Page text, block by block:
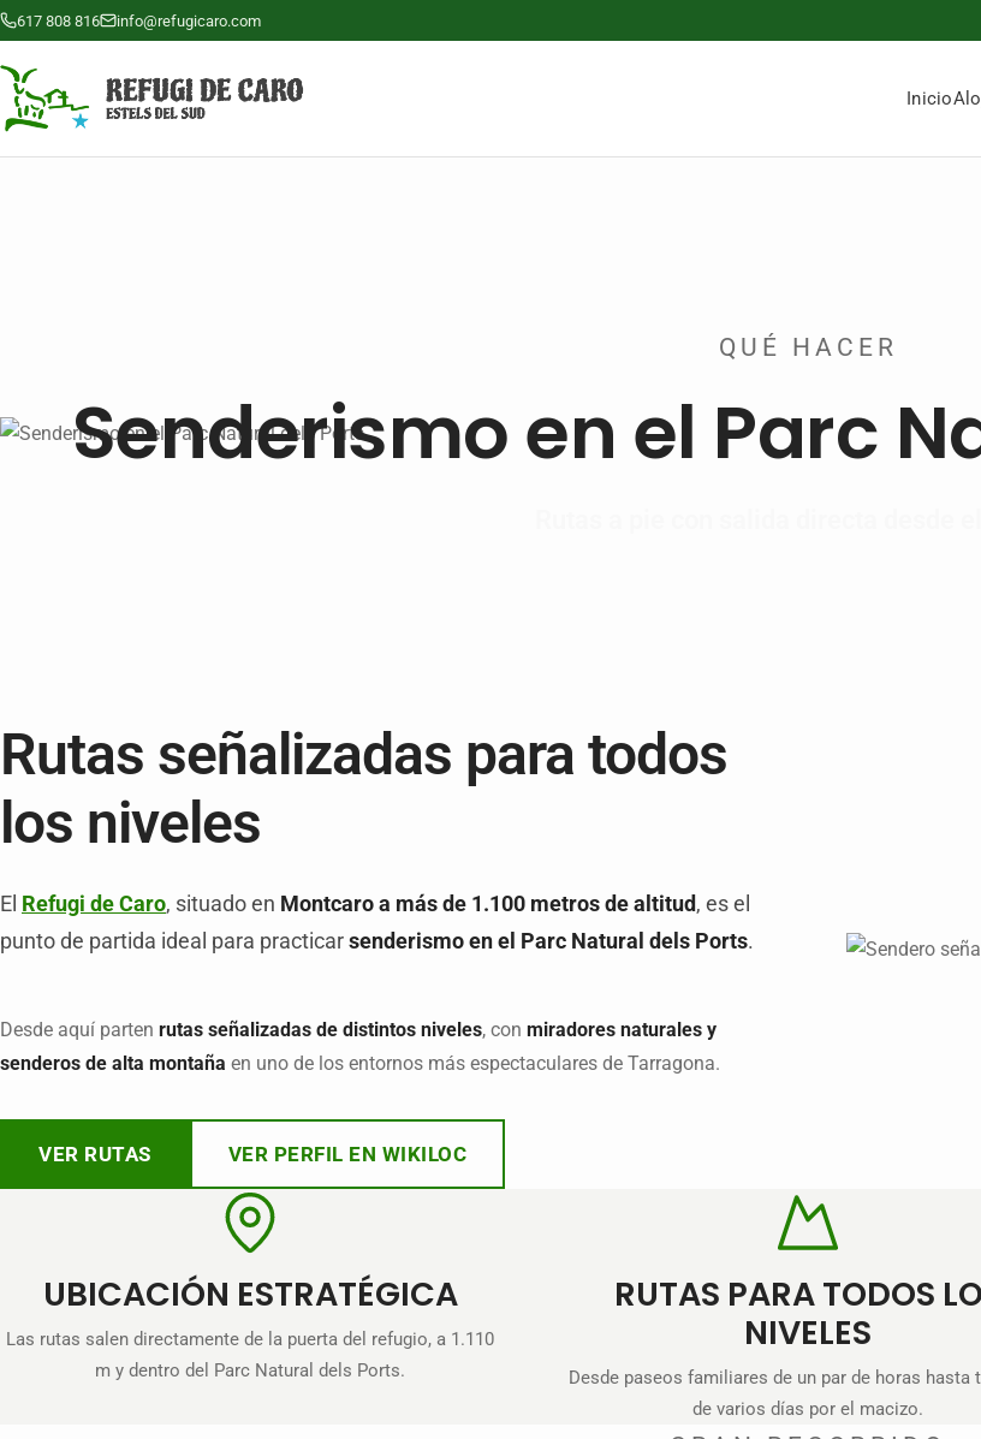
617 808 816 info@refugicaro.com
Inicio
QUÉ HACER
Senderismo en el Parc
Rutas señalizadas para todos
los niveles
El Refugi de Caro, situado en Montcaro a más de 1.100 metros de altitud , es el
punto de partida ideal para practicar senderismo en el Parc Natural dels Ports.
Desde aquí parten rutas señalizadas de distintos niveles, con miradores naturales y
senderos de alta montaña en uno de los entornos más espectaculares de Tarragona.
VER RUTAS VER PERFIL EN WIKILOC
UBICACIÓN ESTRATÉGICA
Las rutas salen directamente de la puerta del refugio, a 1.110
m y dentro del Parc Natural dels Ports.
RUTAS PARA TODOS
NIVELES
Desde paseos familiares de un par de horas hasta
de varios días por el macizo.